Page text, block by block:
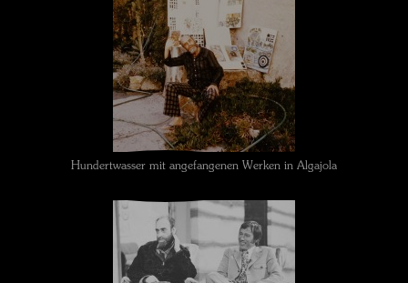
Hundertwasser mit angefangenen Werken in Algajola